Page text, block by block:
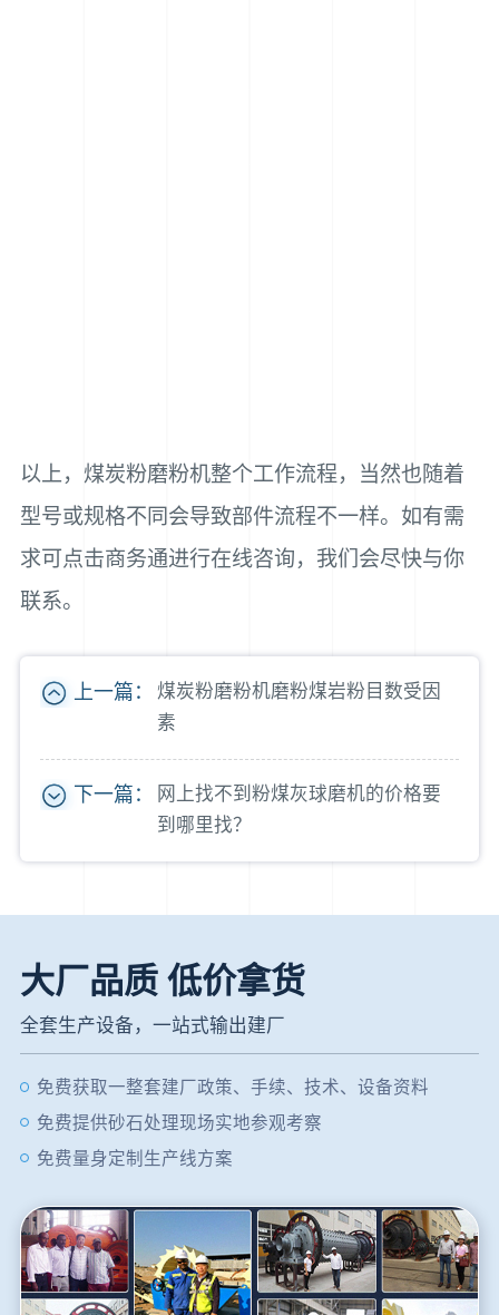
以上，煤炭粉磨粉机整个工作流程，当然也随着
型号或规格不同会导致部件流程不一样。如有需
求可点击商务通进行在线咨询，我们会尽快与你
联系。
上一篇：
煤炭粉磨粉机磨粉煤岩粉目数受因
素
下一篇：
网上找不到粉煤灰球磨机的价格要
到哪里找？
大厂品质 低价拿货
全套生产设备，一站式输出建厂
免费获取一整套建厂政策、手续、技术、设备资料
免费提供砂石处理现场实地参观考察
免费量身定制生产线方案